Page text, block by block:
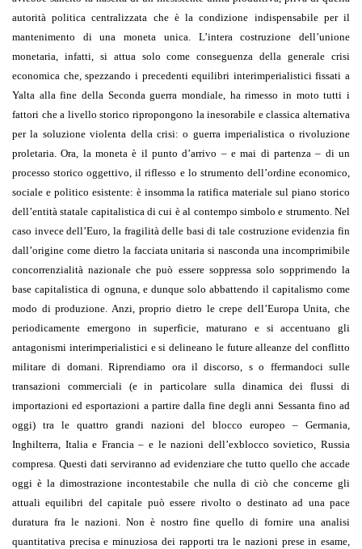
autorità politica centralizzata che è la condizione indispensabile per il
mantenimento di una moneta unica. L’intera costruzione dell’unione
monetaria, infatti, si attua solo come conseguenza della generale crisi
economica che, spezzando i precedenti equilibri interimperialistici fissati a
Yalta alla fine della Seconda guerra mondiale, ha rimesso in moto tutti i
fattori che a livello storico ripropongono la inesorabile e classica alternativa
per la soluzione violenta della crisi: o guerra imperialistica o rivoluzione
proletaria. Ora, la moneta è il punto d’arrivo – e mai di partenza – di un
processo storico oggettivo, il riflesso e lo strumento dell’ordine economico,
sociale e politico esistente: è insomma la ratifica materiale sul piano storico
dell’entità statale capitalistica di cui è al contempo simbolo e strumento. Nel
caso invece dell’Euro, la fragilità delle basi di tale costruzione evidenzia fin
dall’origine come dietro la facciata unitaria si nasconda una incomprimibile
concorrenzialità nazionale che può essere soppressa solo sopprimendo la
base capitalistica di ognuna, e dunque solo abbattendo il capitalismo come
modo di produzione. Anzi, proprio dietro le crepe dell’Europa Unita, che
periodicamente emergono in superficie, maturano e si accentuano gli
antagonismi interimperialistici e si delineano le future alleanze del conflitto
militare di domani. Riprendiamo ora il discorso, s o ffermandoci sulle
transazioni commerciali (e in particolare sulla dinamica dei flussi di
importazioni ed esportazioni a partire dalla fine degli anni Sessanta fino ad
oggi) tra le quattro grandi nazioni del blocco europeo – Germania,
Inghilterra, Italia e Francia – e le nazioni dell’exblocco sovietico, Russia
compresa. Questi dati serviranno ad evidenziare che tutto quello che accade
oggi è la dimostrazione incontestabile che nulla di ciò che concerne gli
attuali equilibri del capitale può essere rivolto o destinato ad una pace
duratura fra le nazioni. Non è nostro fine quello di fornire una analisi
quantitativa precisa e minuziosa dei rapporti tra le nazioni prese in esame,